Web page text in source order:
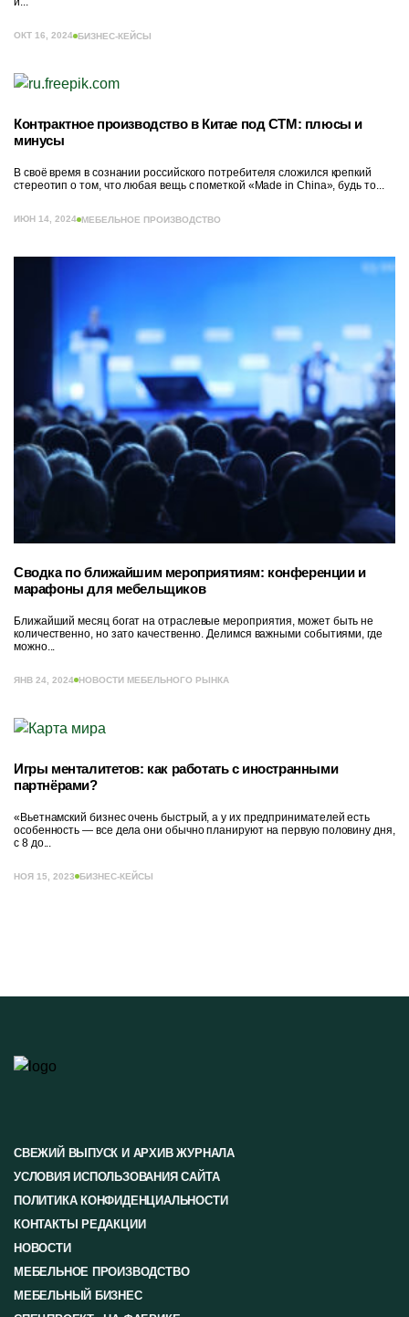
ОКТ 16, 2024 БИЗНЕС-КЕЙСЫ
Контрактное производство в Китае под СТМ: плюсы и
минусы
В своё время в сознании российского потребителя сложился крепкий
стереотип о том, что любая вещь с пометкой «Made in China», будь то...
ИЮН 14, 2024 МЕБЕЛЬНОЕ ПРОИЗВОДСТВО
Сводка по ближайшим мероприятиям: конференции и
марафоны для мебельщиков
Ближайший месяц богат на отраслевые мероприятия, может быть не
количественно, но зато качественно. Делимся важными событиями, где
можно...
ЯНВ 24, 2024 НОВОСТИ МЕБЕЛЬНОГО РЫНКА
Игры менталитетов: как работать с иностранными
партнёрами?
«Вьетнамский бизнес очень быстрый, а у их предпринимателей есть
особенность — все дела они обычно планируют на первую половину дня,
с 8 до...
НОЯ 15, 2023 БИЗНЕС-КЕЙСЫ
СВЕЖИЙ ВЫПУСК И АРХИВ ЖУРНАЛА
УСЛОВИЯ ИСПОЛЬЗОВАНИЯ САЙТА
ПОЛИТИКА КОНФИДЕНЦИАЛЬНОСТИ
КОНТАКТЫ РЕДАКЦИИ
НОВОСТИ
МЕБЕЛЬНОЕ ПРОИЗВОДСТВО
МЕБЕЛЬНЫЙ БИЗНЕС